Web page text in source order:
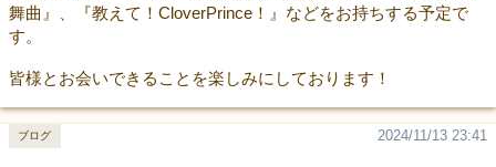
舞曲』、『教えて！CloverPrince！』などをお持ちする予定で
す。
皆様とお会いできることを楽しみにしております！
2024/11/13 23:41
ブログ